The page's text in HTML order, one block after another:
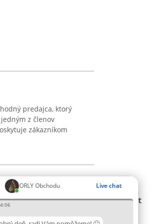
ORLY Obchodu Live chat
predajca, ktorý
z členov
zákazníkom
o. sp. k.
Ruska 22
Hodnotenie
Lista
Kontakt